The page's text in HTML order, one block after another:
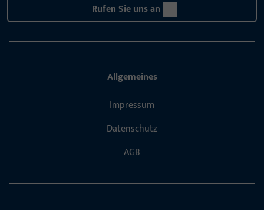
Rufen Sie uns an
Allgemeines
Impressum
Datenschutz
AGB